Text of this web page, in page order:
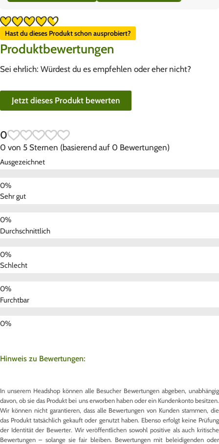
Hast du dieses Produkt schon ausprobiert?
Produktbewertungen
Sei ehrlich: Würdest du es empfehlen oder eher nicht?
Jetzt dieses Produkt bewerten
0
0 von 5 Sternen (basierend auf 0 Bewertungen)
Ausgezeichnet
Sehr gut
Durchschnittlich
Schlecht
Furchtbar
Hinweis zu Bewertungen:
In unserem Headshop können alle Besucher Bewertungen abgeben, unabhängig
davon, ob sie das Produkt bei uns erworben haben oder ein Kundenkonto besitzen.
Wir können nicht garantieren, dass alle Bewertungen von Kunden stammen, die
das Produkt tatsächlich gekauft oder genutzt haben. Ebenso erfolgt keine Prüfung
der Identität der Bewerter. Wir veröffentlichen sowohl positive als auch kritische
Bewertungen – solange sie fair bleiben. Bewertungen mit beleidigenden oder